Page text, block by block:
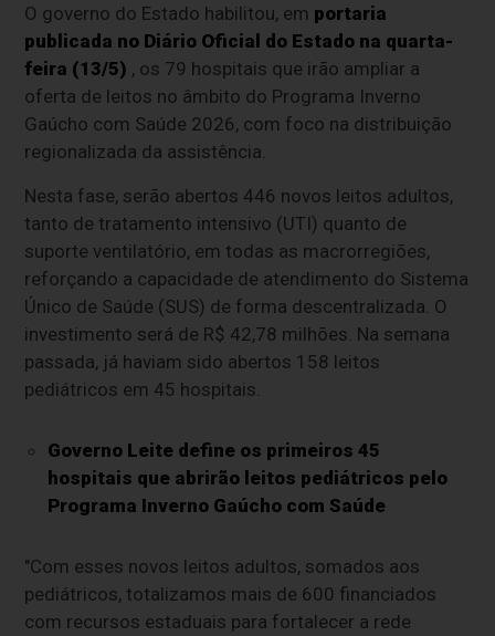
O governo do Estado habilitou, em portaria
publicada no Diário Oficial do Estado na quarta-
feira (13/5) , os 79 hospitais que irão ampliar a
oferta de leitos no âmbito do Programa Inverno
Gaúcho com Saúde 2026, com foco na distribuição
regionalizada da assistência.
Nesta fase, serão abertos 446 novos leitos adultos,
tanto de tratamento intensivo (UTI) quanto de
suporte ventilatório, em todas as macrorregiões,
reforçando a capacidade de atendimento do Sistema
Único de Saúde (SUS) de forma descentralizada. O
investimento será de R$ 42,78 milhões. Na semana
passada, já haviam sido abertos 158 leitos
pediátricos em 45 hospitais.
Governo Leite define os primeiros 45
hospitais que abrirão leitos pediátricos pelo
Programa Inverno Gaúcho com Saúde
"Com esses novos leitos adultos, somados aos
pediátricos, totalizamos mais de 600 financiados
com recursos estaduais para fortalecer a rede